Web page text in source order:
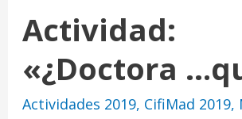
Actividad:
«¿Doctora
Actividades 2019, CifiMad 2019,